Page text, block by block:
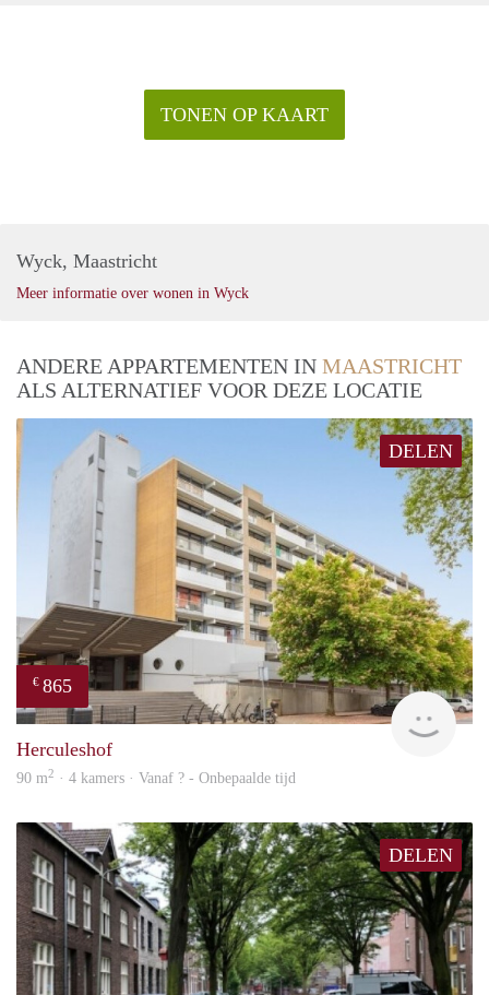
TONEN OP KAART
Wyck, Maastricht
Meer informatie over wonen in Wyck
ANDERE APPARTEMENTEN IN MAASTRICHT
ALS ALTERNATIEF VOOR DEZE LOCATIE
DELEN
€ 865
Herculeshof
90 m2 · 4 kamers · Vanaf ? - Onbepaalde tijd
DELEN